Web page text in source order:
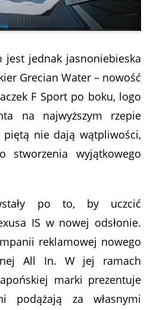
jednak jasnoniebieska
Grecian Water – nowość
F Sport po boku, logo
na najwyższym rzepie
nie dają wątpliwości,
stworzenia wyjątkowego
po to, by uczcić
IS w nowej odsłonie.
reklamowej nowego
All In. W jej ramach
marki prezentuje
podążają za własnymi